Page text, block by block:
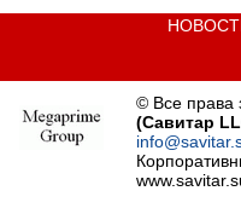
© Все
(Савитар